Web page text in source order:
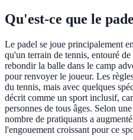
Qu'est-ce que le
Le padel se joue principalement
qu'un terrain de tennis, entouré
rebondir la balle dans le camp
pour renvoyer le joueur. Les
du tennis, mais avec quelques
décrit comme un sport inclusif,
personnes de tous âges. Selon
nombre de pratiquants a
l'engouement croissant pour ce